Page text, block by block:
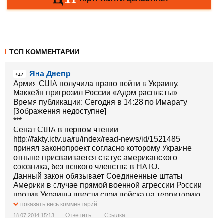
ТОП КОММЕНТАРИИ
+17
Яна Днепр
Армия США получила право войти в Украину.
Маккейн пригрозил России «Адом расплаты»
Время публикации: Сегодня в 14:28 по Имарату
[Зображення недоступне]
***
Сенат США в первом чтении
http://fakty.ictv.ua/ru/index/read-news/id/1521485
принял законопроект согласно которому Украине
отныне присваивается статус американского
союзника, без всякого членства в НАТО.
Данный закон обязывает Соединенные штаты
Америки в случае прямой военной агрессии России
против Украины ввести свои войска на территорию
союзной страны для противостояния русскому
врагу.
показать весь комментарий
18.07.2014 15:13 Ответить Ссылка